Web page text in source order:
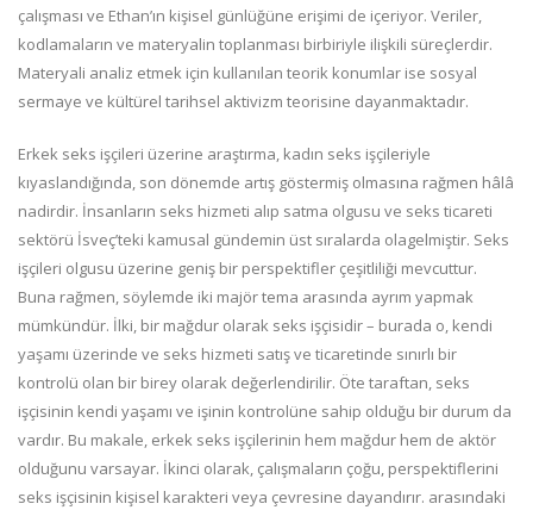
çalışması ve Ethan’ın kişisel günlüğüne erişimi de içeriyor. Veriler,
kodlamaların ve materyalin toplanması birbiriyle ilişkili süreçlerdir.
Materyali analiz etmek için kullanılan teorik konumlar ise sosyal
sermaye ve kültürel tarihsel aktivizm teorisine dayanmaktadır.
Erkek seks işçileri üzerine araştırma, kadın seks işçileriyle
kıyaslandığında, son dönemde artış göstermiş olmasına rağmen hâlâ
nadirdir. İnsanların seks hizmeti alıp satma olgusu ve seks ticareti
sektörü İsveç’teki kamusal gündemin üst sıralarda olagelmiştir. Seks
işçileri olgusu üzerine geniş bir perspektifler çeşitliliği mevcuttur.
Buna rağmen, söylemde iki majör tema arasında ayrım yapmak
mümkündür. İlki, bir mağdur olarak seks işçisidir – burada o, kendi
yaşamı üzerinde ve seks hizmeti satış ve ticaretinde sınırlı bir
kontrolü olan bir birey olarak değerlendirilir. Öte taraftan, seks
işçisinin kendi yaşamı ve işinin kontrolüne sahip olduğu bir durum da
vardır. Bu makale, erkek seks işçilerinin hem mağdur hem de aktör
olduğunu varsayar. İkinci olarak, çalışmaların çoğu, perspektiflerini
seks işçisinin kişisel karakteri veya çevresine dayandırır. arasındaki